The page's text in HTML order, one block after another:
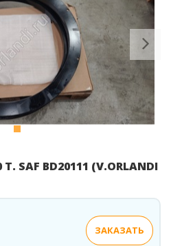
SAF BD20111 (V.ORLANDI
ЗАКАЗАТЬ